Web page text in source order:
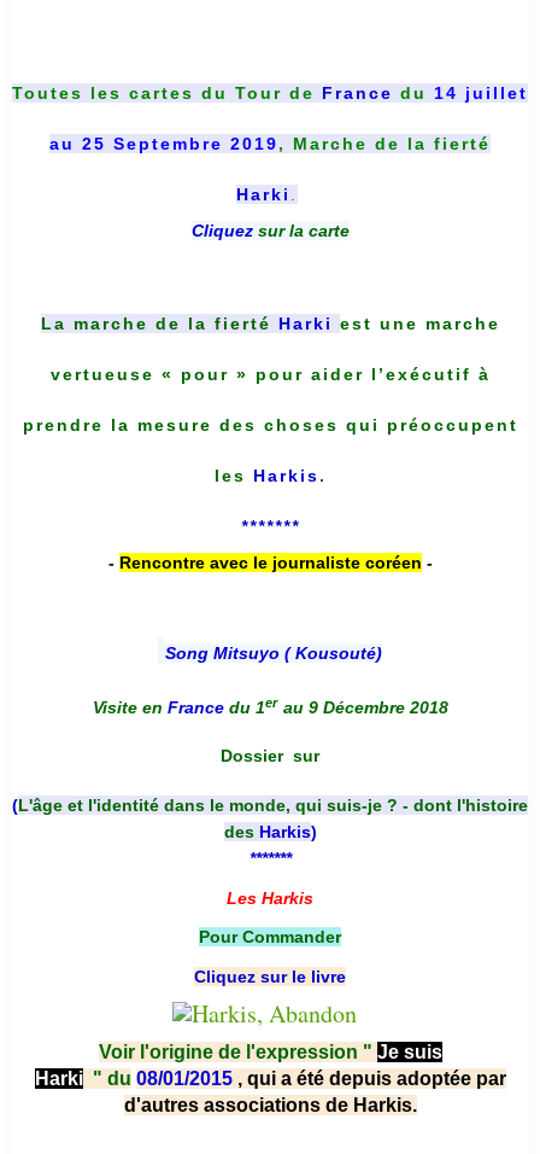
Toutes les cartes du Tour de France du 14 juillet
au 25 Septembre 2019, Marche de la fierté
Harki
Cliquez sur la carte
La marche de la fierté Harki est une marche
vertueuse « pour » pour aider l’exécutif à
prendre la mesure des choses qui préoccupent
les Harkis.
*******
- Rencontre avec le journaliste coréen -
Song Mitsuyo ( Kousouté)
Visite en France du 1er au 9 Décembre 2018
Dossier sur
(L'âge et l'identité dans le monde, qui suis-je ? - dont l'histoire
des Harkis)
*******
Les Harkis
Pour Commander
Cliquez sur le livre
Voir l'origine de l'expression " Je suis
Harki " du 08/01/2015 , qui a été depuis adoptée par
d'autres associations de Harkis.